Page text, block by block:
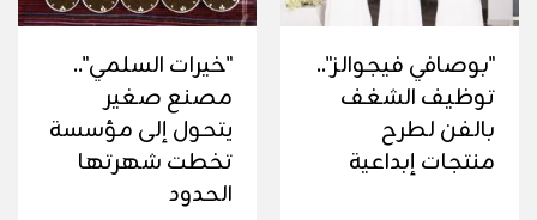
"بوصافي فيجوالز"..
توظيف الشغف
بالفن لطرح
منتجات إبداعية
"خيرات السلمي"..
مصنع صغير
يتحول إلى مؤسسة
تخطت شهرتها
الحدود